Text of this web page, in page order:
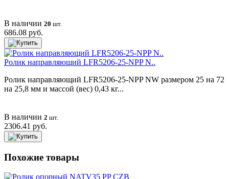
В наличии 20 шт.
686.08 руб.
Ролик направляющий LFR5206-25-NPP N..
Ролик направляющий LFR5206-25-NPP NW размером 25 на 72
на 25,8 мм и массой (вес) 0,43 кг...
В наличии 2 шт.
2306.41 руб.
Похожие товары